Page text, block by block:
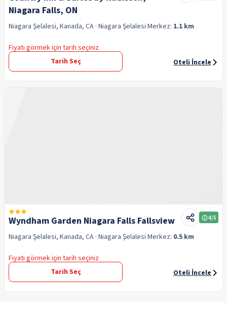
Niagara Falls, ON
Niagara Şelalesi, Kanada, CA · Niagara Şelalesi Merkez: 1.1 km
Fiyatı görmek için tarih seçiniz
Tarih Seç
Oteli İncele
Wyndham Garden Niagara Falls Fallsview 4/5
Niagara Şelalesi, Kanada, CA · Niagara Şelalesi Merkez: 0.5 km
Fiyatı görmek için tarih seçiniz
Tarih Seç
Oteli İncele